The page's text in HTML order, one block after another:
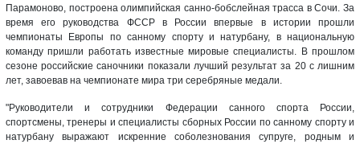
Парамоново, построена олимпийская санно-бобслейная трасса в Сочи. За
время его руководства ФССР в России впервые в истории прошли
чемпионаты Европы по санному спорту и натурбану, в национальную
команду пришли работать известные мировые специалисты. В прошлом
сезоне российские саночники показали лучший результат за 20 с лишним
лет, завоевав на чемпионате мира три серебряные медали.
"Руководители и сотрудники Федерации санного спорта России,
спортсмены, тренеры и специалисты сборных России по санному спорту и
натурбану выражают искренние соболезнования супруге, родным и